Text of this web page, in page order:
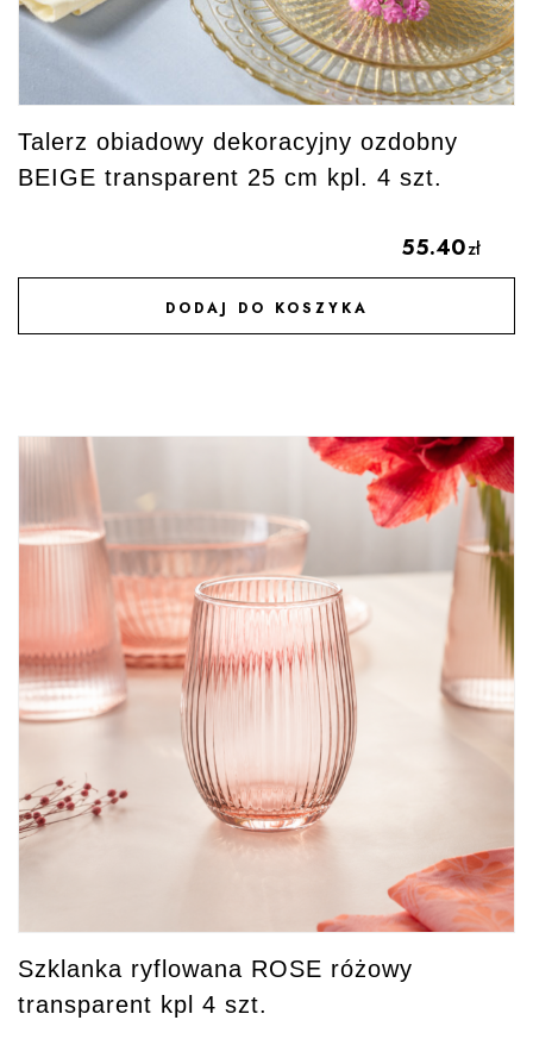
Talerz obiadowy dekoracyjny ozdobny
BEIGE transparent 25 cm kpl. 4 szt.
55.40zł
DODAJ DO KOSZYKA
DODAJ DO ULUBIONYCH
Szklanka ryflowana ROSE różowy
transparent kpl 4 szt.